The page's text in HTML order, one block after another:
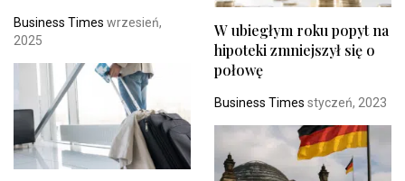
Business Times wrzesień,
2025
W ubiegłym roku popyt na
hipoteki zmniejszył się o
połowę
Business Times styczeń, 2023